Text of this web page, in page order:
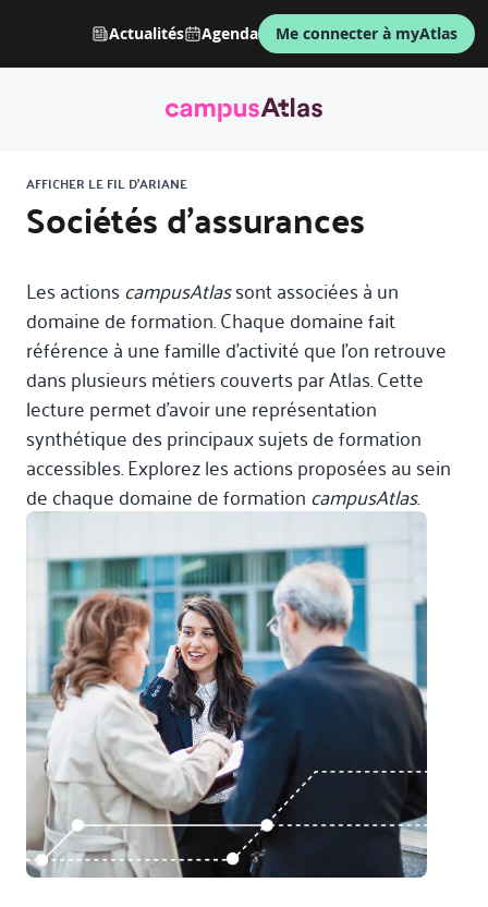
Actualités Agenda Me connecter à myAtlas
AFFICHER LE FIL D'ARIANE
Sociétés d'assurances
Les actionscampusAtlassont associées à un
domaine de formation. Chaque domaine fait
référence à une famille d’activité que l’on retrouve
dans plusieurs métiers couverts par Atlas. Cette
lecture permet d’avoir une représentation
synthétique des principaux sujets de formation
accessibles. Explorez les actions proposées au sein
de chaque domaine de formationcampusAtlas.